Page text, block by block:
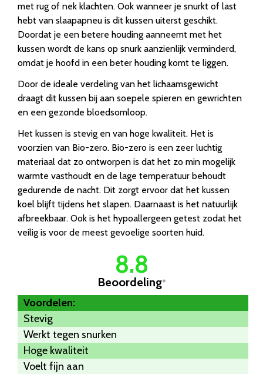
met rug of nek klachten. Ook wanneer je snurkt of last
hebt van slaapapneu is dit kussen uiterst geschikt.
Doordat je een betere houding aanneemt met het
kussen wordt de kans op snurk aanzienlijk verminderd,
omdat je hoofd in een beter houding komt te liggen.
Door de ideale verdeling van het lichaamsgewicht
draagt dit kussen bij aan soepele spieren en gewrichten
en een gezonde bloedsomloop.
Het kussen is stevig en van hoge kwaliteit. Het is
voorzien van Bio-zero. Bio-zero is een zeer luchtig
materiaal dat zo ontworpen is dat het zo min mogelijk
warmte vasthoudt en de lage temperatuur behoudt
gedurende de nacht. Dit zorgt ervoor dat het kussen
koel blijft tijdens het slapen. Daarnaast is het natuurlijk
afbreekbaar. Ook is het hypoallergeen getest zodat het
veilig is voor de meest gevoelige soorten huid.
8.8
Beoordeling*
Voordelen:
Stevig
Werkt tegen snurken
Hoge kwaliteit
Voelt fijn aan